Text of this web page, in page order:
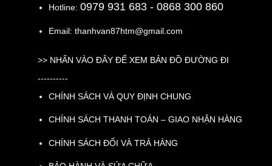
Hotline: 0979 931 683 - 0868 300 860
Email: thanhvan87htm@gmail.com
>> NHẤN VÀO ĐÂY ĐỂ XEM BẢN ĐỒ ĐƯỜNG ĐI
----------
CHÍNH SÁCH VÀ QUY ĐỊNH CHUNG
CHÍNH SÁCH THANH TOÁN – GIAO NHẬN HÀNG
CHÍNH SÁCH ĐỔI VÀ TRẢ HÀNG